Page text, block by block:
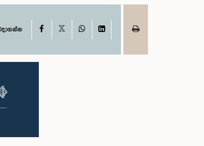
Facebook WhatsAppLinkedIn